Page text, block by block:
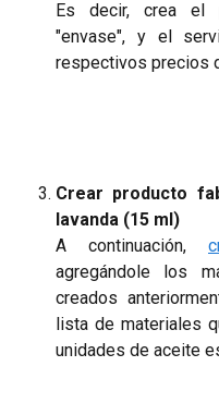
Es decir, crea el
"envase", y el
respectivos precios
Crear producto
lavanda (15 ml)
A continuación,
agregándole los
creados
lista de materiales
unidades de aceite